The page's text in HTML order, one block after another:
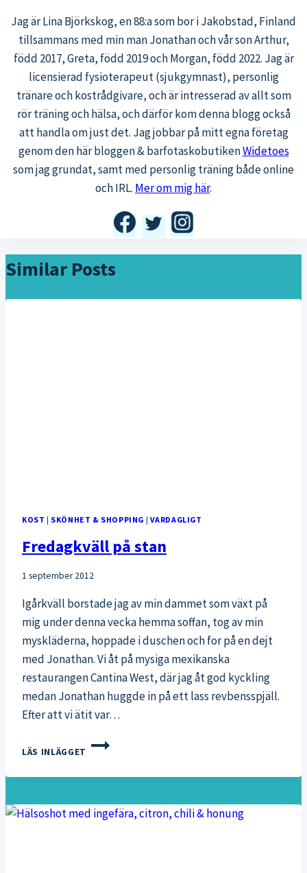
Jag är Lina Björkskog, en 88:a som bor i Jakobstad, Finland
tillsammans med min man Jonathan och vår son Arthur,
född 2017, Greta, född 2019 och Morgan, född 2022. Jag är
licensierad fysioterapeut (sjukgymnast), personlig
tränare och kostrådgivare, och är intresserad av allt som
rör träning och hälsa, och därför kom denna blogg också
att handla om just det. Jag jobbar på mitt egna företag
genom den här bloggen & barfotaskobutikenWidetoes
som jag grundat, samt med personlig träning både online
och IRL. Mer om mig här.
Similar Posts
KOST | SKÖNHET & SHOPPING | VARDAGLIGT
Fredagkväll på stan
1 september 2012
Igårkväll borstade jag av min dammet som växt på
mig under denna vecka hemma soffan, tog av min
myskläderna, hoppade i duschen och for på en dejt
med Jonathan. Vi åt på mysiga mexikanska
restaurangen Cantina West, där jag åt god kyckling
medan Jonathan huggde in på ett lass revbensspjäll.
Efter att vi ätit var…
LÄS INLÄGGET
FREDAGKVÄLL